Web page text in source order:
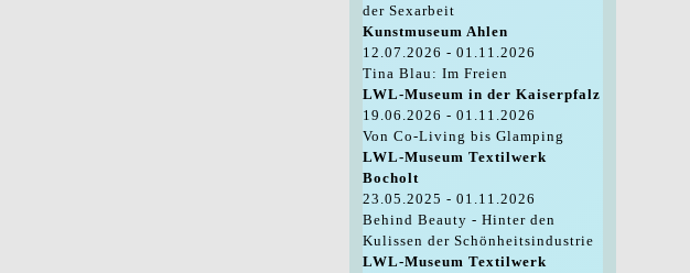
der Sexarbeit
Kunstmuseum Ahlen
12.07.2026 - 01.11.2026
Tina Blau: Im Freien
LWL-Museum in der Kaiserpfalz
19.06.2026 - 01.11.2026
Von Co-Living bis Glamping
LWL-Museum Textilwerk
Bocholt
23.05.2025 - 01.11.2026
Behind Beauty - Hinter den
Kulissen der Schönheitsindustrie
LWL-Museum Textilwerk